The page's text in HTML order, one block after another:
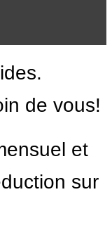
de vous!
et
sur